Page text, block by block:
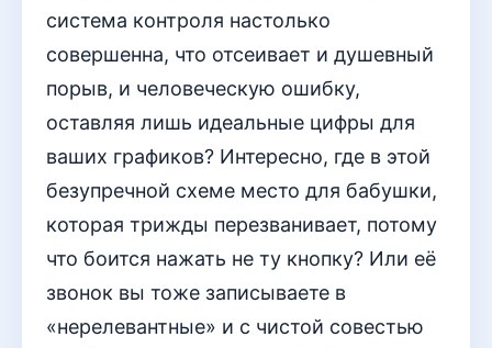
система контроля настолько
совершенна, что отсеивает и душевный
порыв, и человеческую ошибку,
оставляя лишь идеальные цифры для
ваших графиков? Интересно, где в этой
безупречной схеме место для бабушки,
которая трижды перезванивает, потому
что боится нажать не ту кнопку? Или её
звонок вы тоже записываете в
«нерелевантные» и с чистой совестью